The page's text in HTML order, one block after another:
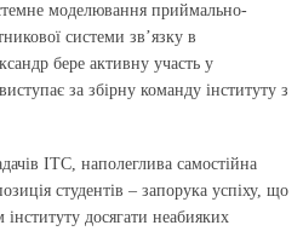
моделювання приймально-
системи зв’язку в
бере активну участь у
за збірну команду інституту з
ІТС, наполеглива самостійна
студентів – запорука успіху, що
інституту досягати неабияких